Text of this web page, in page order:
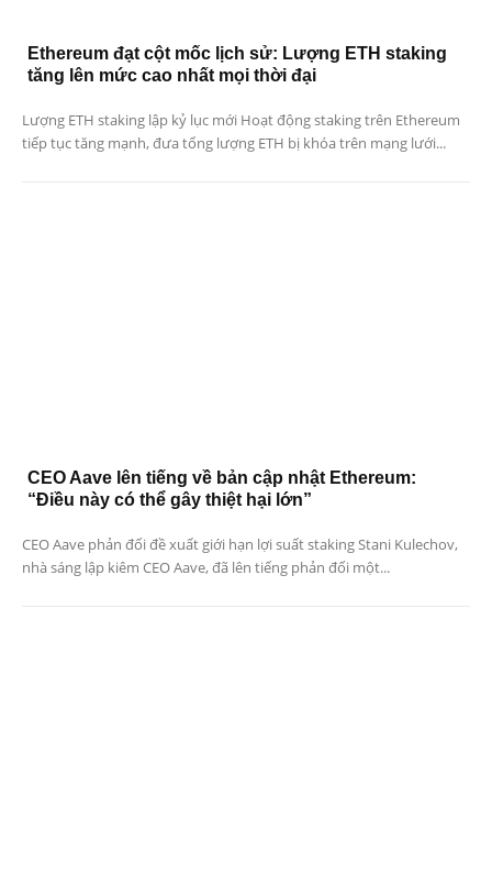
Ethereum đạt cột mốc lịch sử: Lượng ETH staking
tăng lên mức cao nhất mọi thời đại
Lượng ETH staking lập kỷ lục mới Hoạt động staking trên Ethereum
tiếp tục tăng mạnh, đưa tổng lượng ETH bị khóa trên mạng lưới...
CEO Aave lên tiếng về bản cập nhật Ethereum:
“Điều này có thể gây thiệt hại lớn”
CEO Aave phản đối đề xuất giới hạn lợi suất staking Stani Kulechov,
nhà sáng lập kiêm CEO Aave, đã lên tiếng phản đối một...